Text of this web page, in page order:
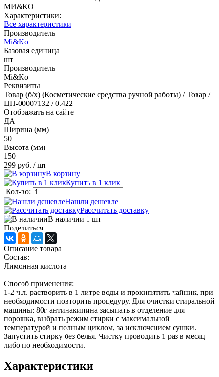
МИ&КО
Характеристики:
Все характеристики
Производитель
Mi&Ko
Базовая единица
шт
Производитель
Mi&Ko
Реквизиты
Товар (б/х) (Косметические средства ручной работы) / Товар /
ЦП-00007132 / 0.422
Отображать на сайте
ДА
Ширина (мм)
50
Высота (мм)
150
299 руб. / шт
В корзину
Купить в 1 клик
Кол-во:
Нашли дешевле
Рассчитать доставку
В наличии 1 шт
Поделиться
Описание товара
Состав:
Лимонная кислота
Способ применения:
1-2 ч.л. растворить в 1 литре воды и прокипятить чайник, при
необходимости повторить процедуру. Для очистки стиральной
машины: 80г антинакипина засыпать в отделение для
порошка, выбрать режим стирки с максимальной
температурой и полным циклом, за исключением сушки.
Запустить стирку без белья. Чистку проводить 1 раз в месяц
либо по необходимости.
Характеристики